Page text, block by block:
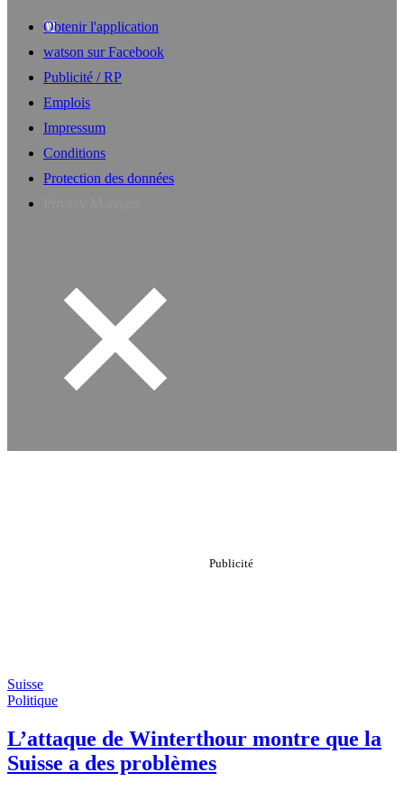
Obtenir l'application
watson sur Facebook
Publicité / RP
Emplois
Impressum
Conditions
Protection des données
Suisse
Politique
L’attaque de Winterthour montre que la
Suisse a des problèmes